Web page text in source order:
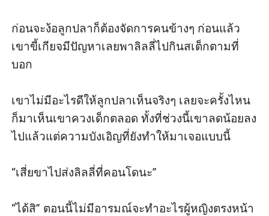
ก่อนจะง้อลูกปลาก็ต้องจัดการคนข้างๆ ก่อนแล้ว
เขาขี้เกียจมีปัญหาเลยพาลิลลี่ไปกินสเต็กตามที่
บอก
เขาไม่มีอะไรดีให้ลูกปลาเห็นจริงๆ เลยจะครั้งไหน
ก็มาเห็นเขาควงเด็กตลอด ทั้งที่ช่วงนี้เขาลดน้อยลง
ไปแล้วแต่ความบังเอิญที่ยังทำให้มาเจอแบบนี้
“เสี่ยขาไปส่งลิลลี่ที่คอนโดนะ”
“ได้สิ” ตอนนี้ไม่มีอารมณ์จะทำอะไรผู้หญิงตรงหน้า